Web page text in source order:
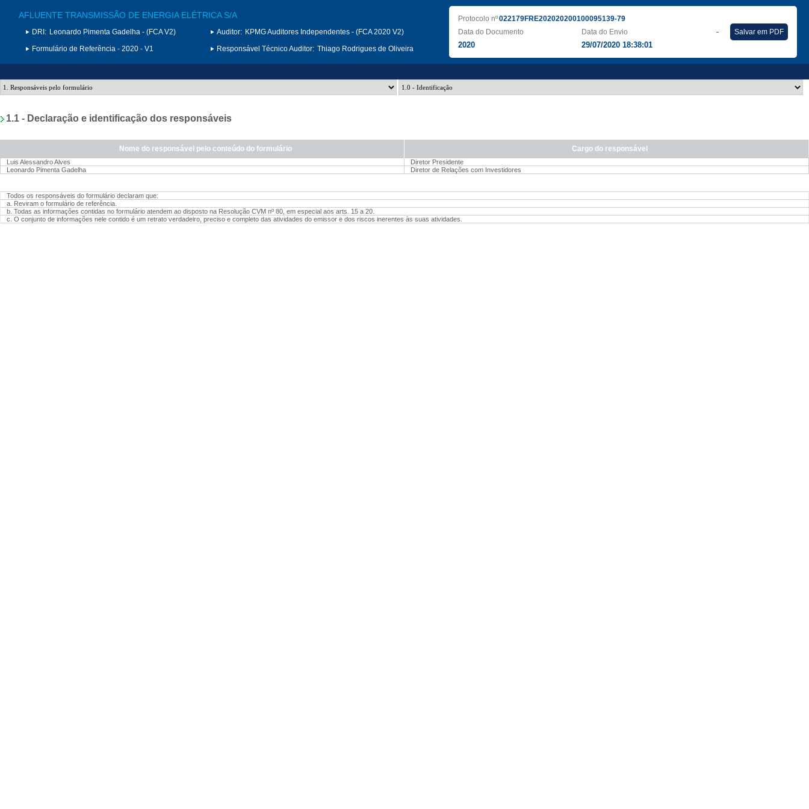
AFLUENTE TRANSMISSÃO DE ENERGIA ELÉTRICA S/A
DRI: Leonardo Pimenta Gadelha - (FCA V2)
Formulário de Referência - 2020 - V1
Auditor: KPMG Auditores Independentes - (FCA 2020 V2)
Responsável Técnico Auditor: Thiago Rodrigues de Oliveira
Protocolo nº022179FRE202020200100095139-79
Data do Documento
2020
Data do Envio
29/07/2020 18:38:01
- Salvar em PDF